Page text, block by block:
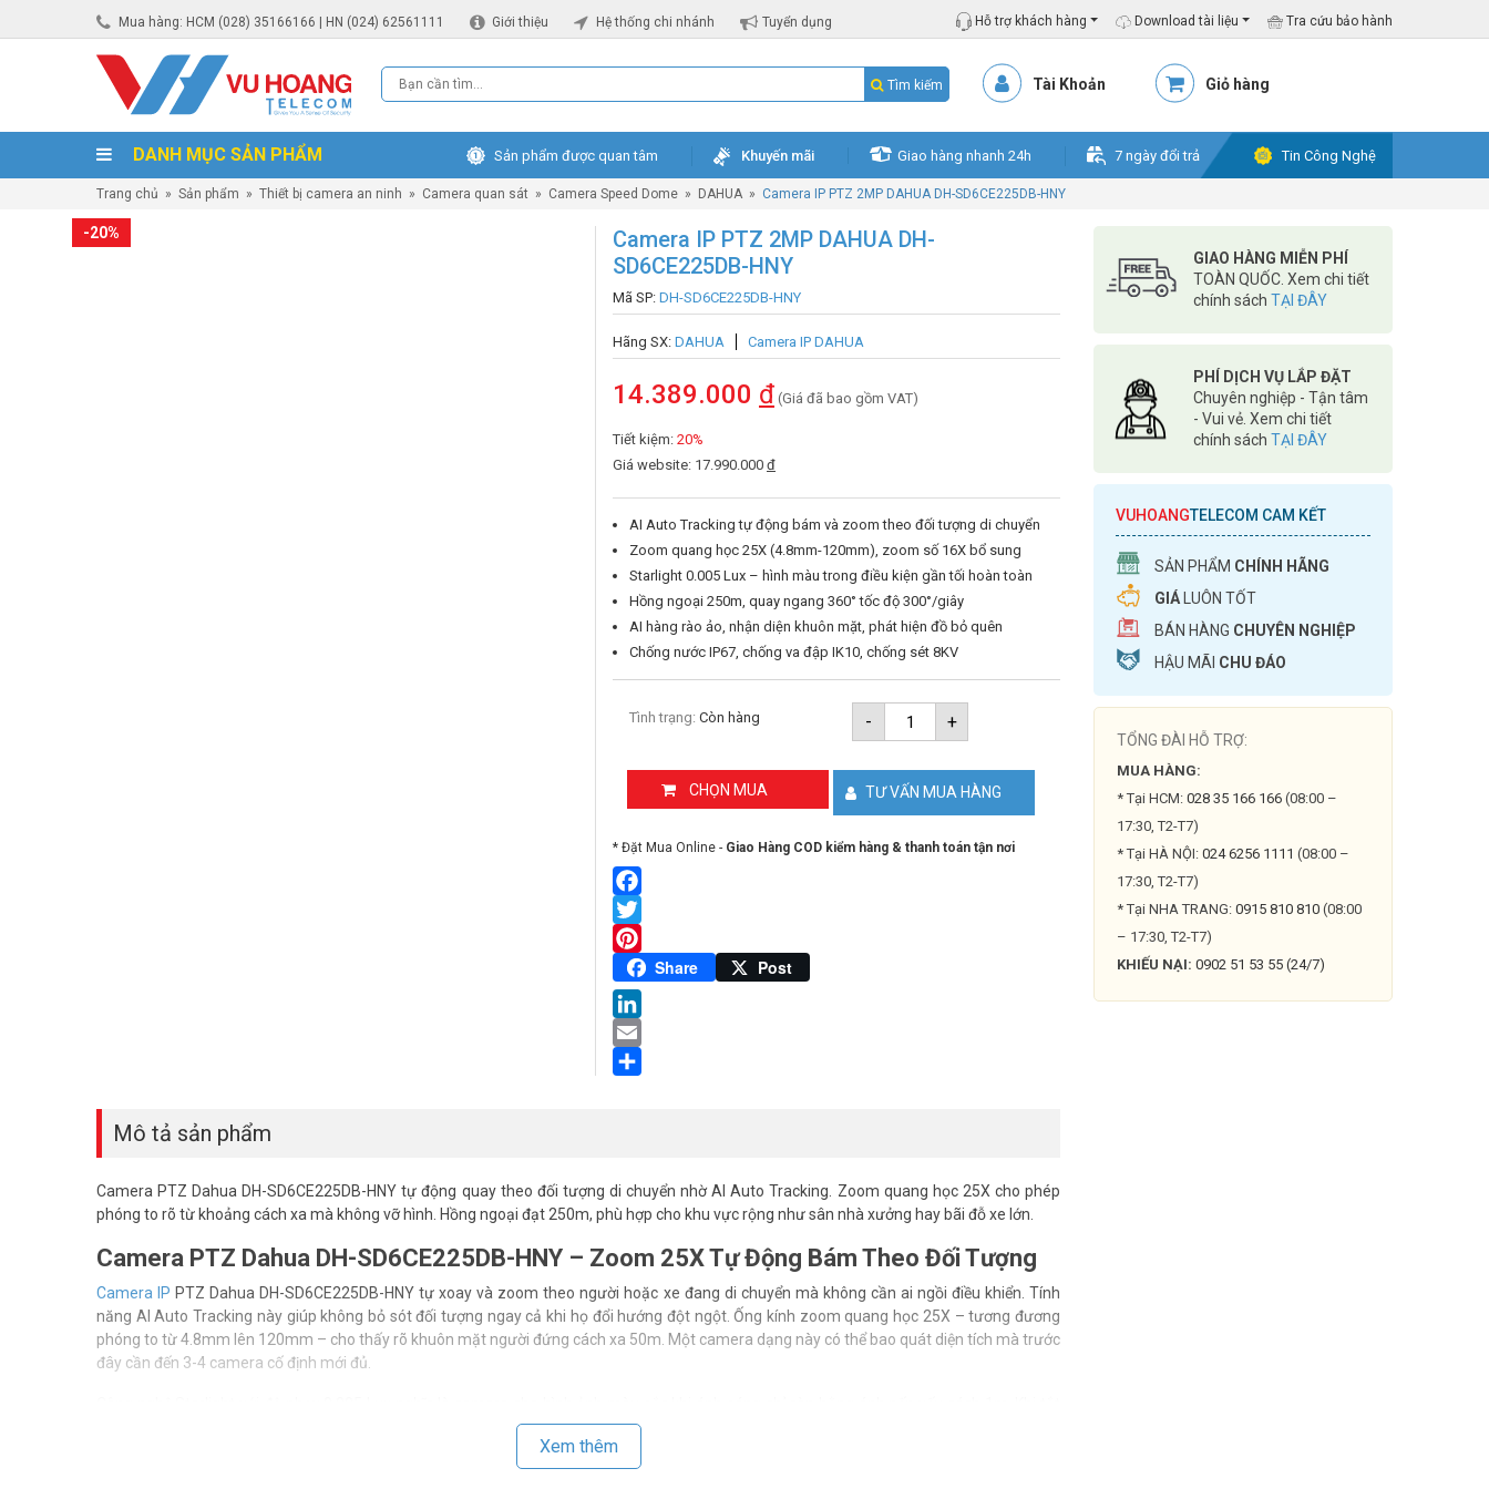
Mua hàng: HCM (028) 35166166 | HN (024) 62561111 Giới thiệu Hệ thống chi nhánh Tuyển dụng Hỗ trợ khách hàng Download tài liệu Tra cứu bảo hành
Tìm kiếm Tài Khoản Giỏ hàng
DANH MỤC SẢN PHẨM Sản phẩm được quan tâm Khuyến mãi Giao hàng nhanh 24h 7 ngày đổi trả Tin Công Nghệ
Trang chủ » Sản phẩm » Thiết bị camera an ninh » Camera quan sát » Camera Speed Dome » DAHUA » Camera IP PTZ 2MP DAHUA DH-SD6CE225DB-HNY
-20%
Camera IP PTZ 2MP DAHUA DH-
SD6CE225DB-HNY
Mã SP: DH-SD6CE225DB-HNY
Hãng SX: DAHUA Camera IP DAHUA
14.389.000 đ (Giá đã bao gồm VAT)
Tiết kiệm: 20%
Giá website: 17.990.000 đ
AI Auto Tracking tự động bám và zoom theo đối tượng di chuyển
Zoom quang học 25X (4.8mm-120mm), zoom số 16X bổ sung
Starlight 0.005 Lux – hình màu trong điều kiện gần tối hoàn toàn
Hồng ngoại 250m, quay ngang 360° tốc độ 300°/giây
AI hàng rào ảo, nhận diện khuôn mặt, phát hiện đồ bỏ quên
Chống nước IP67, chống va đập IK10, chống sét 8KV
-
Camera
IP
PTZ
DAHUA
DH-
SD6CE225DB-
số
+
Tình trạng: Còn hàng
CHỌN MUA TƯ VẤN MUA HÀNG
* Đặt Mua Online - Giao Hàng COD kiểm hàng & thanh toán tận nơi
Facebook
Twitter
Pinterest
Share Post
LinkedIn
Email
Mô tả sản phẩm
Camera PTZ Dahua DH-SD6CE225DB-HNY tự động quay theo đối tượng di chuyển nhờ AI Auto Tracking. Zoom quang học 25X cho phép
phóng to rõ từ khoảng cách xa mà không vỡ hình. Hồng ngoại đạt 250m, phù hợp cho khu vực rộng như sân nhà xưởng hay bãi đỗ xe lớn.
Camera PTZ Dahua DH-SD6CE225DB-HNY – Zoom 25X Tự Động Bám Theo Đối Tượng
Camera IP PTZ Dahua DH-SD6CE225DB-HNY tự xoay và zoom theo người hoặc xe đang di chuyển mà không cần ai ngồi điều khiển. Tính
năng AI Auto Tracking này giúp không bỏ sót đối tượng ngay cả khi họ đổi hướng đột ngột. Ống kính zoom quang học 25X – tương đương
phóng to từ 4.8mm lên 120mm – cho thấy rõ khuôn mặt người đứng cách xa 50m. Một camera dạng này có thể bao quát diện tích mà trước
đây cần đến 3-4 camera cố định mới đủ.
hẳn đèn, hồng ngoại 250m tiếp tục ghi hình rõ trong bóng tối hoàn toàn. Tốc độ quay ngang 300°/giây giúp bắt kịp xe chạy nhanh mà không
bị trễ hình. Chuẩn chống va đập IK10 bảo vệ thiết bị khỏi tác động vật lý ở môi trường công nghiệp. Gọi tư vấn miễn phí để xác định vị trí đặt
Xem thêm
GIAO HÀNG MIỄN PHÍ
TOÀN QUỐC. Xem chi tiết
chính sách TẠI ĐÂY
PHÍ DỊCH VỤ LẮP ĐẶT
Chuyên nghiệp - Tận tâm
- Vui vẻ. Xem chi tiết
chính sách TẠI ĐÂY
VUHOANGTELECOM CAM KẾT
SẢN PHẨM CHÍNH HÃNG
GIÁ LUÔN TỐT
BÁN HÀNG CHUYÊN NGHIỆP
HẬU MÃI CHU ĐÁO
TỔNG ĐÀI HỖ TRỢ:
MUA HÀNG:
* Tại HCM: 028 35 166 166 (08:00 –
17:30, T2-T7)
* Tại HÀ NỘI: 024 6256 1111 (08:00 –
17:30, T2-T7)
* Tại NHA TRANG: 0915 810 810 (08:00
– 17:30, T2-T7)
KHIẾU NẠI: 0902 51 53 55 (24/7)